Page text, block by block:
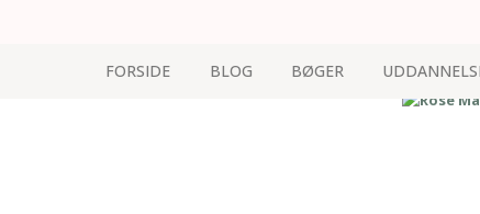
FORSIDE BLOG BØGER